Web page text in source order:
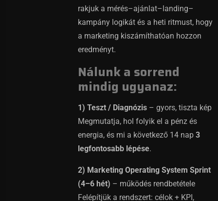
rakjuk a mérés–ajánlat–landing–
kampány logikát és a heti ritmust, hogy
a marketing kiszámíthatóan hozzon
eredményt.
Nálunk a sorrend
mindig ugyanaz:
1) Teszt / Diagnózis – gyors, tiszta kép
Megmutatja, hol folyik el a pénz és
energia, és mi a következő 14 nap 3
legfontosabb lépése.
2) Marketing Operating System Sprint
(4–6 hét) – működés rendbetétele
Felépítjük a rendszert: célok + KPI,